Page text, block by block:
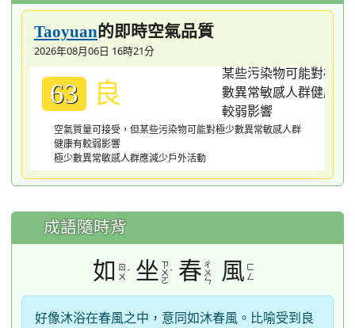
Taoyuan的即時空氣品質
2026年08月06日 16時21分
63 良
空氣質量可接受，但某些污染物可能對極少數異常敏感人群
健康有較弱影響
極少數異常敏感人群應減少戶外活動
成語隨時背
如
ㄖ
ㄨ ˊ 坐 ㄗ
ㄨ
ㄛ
ˋ 春 ㄔ
ㄨ
ㄣ
風 ㄈ
ㄥ
好像沐浴在春風之中，意同如沐春風。比喻受到良